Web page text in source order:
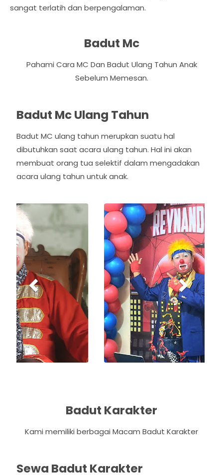
sangat terlatih dan berpengalaman.
Badut Mc
Pahami Cara MC Dan Badut Ulang Tahun Anak
Sebelum Memesan.
Badut Mc Ulang Tahun
Badut MC ulang tahun merupkan suatu hal
dibutuhkan saat acara ulang tahun. Hal ini akan
membuat orang tua selektif dalam mengadakan
acara ulang tahun untuk anak.
P
r
e
v
i
o
u
s
N
e
x
t
Badut Karakter
Kami memiliki berbagai Macam Badut Karakter
Sewa Badut Karakter